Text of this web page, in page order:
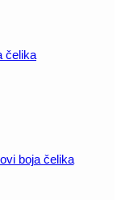
čelika
boja čelika